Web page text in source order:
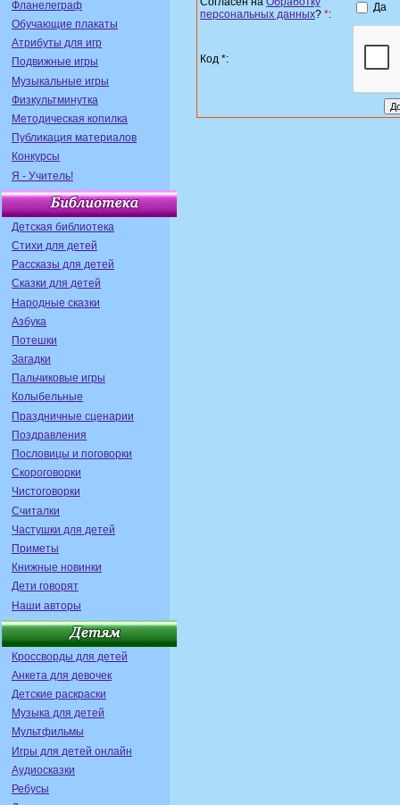
Фланелеграф
Обучающие плакаты
Атрибуты для игр
Подвижные игры
Музыкальные игры
Физкультминутка
Методическая копилка
Публикация материалов
Конкурсы
Я - Учитель!
Детская библиотека
Стихи для детей
Рассказы для детей
Сказки для детей
Народные сказки
Азбука
Потешки
Загадки
Пальчиковые игры
Колыбельные
Праздничные сценарии
Поздравления
Пословицы и поговорки
Скороговорки
Чистоговорки
Считалки
Частушки для детей
Приметы
Книжные новинки
Дети говорят
Наши авторы
Кроссворды для детей
Анкета для девочек
Детские раскраски
Музыка для детей
Мультфильмы
Игры для детей онлайн
Аудиосказки
Ребусы
персональных данных? *:
Да
Код *: